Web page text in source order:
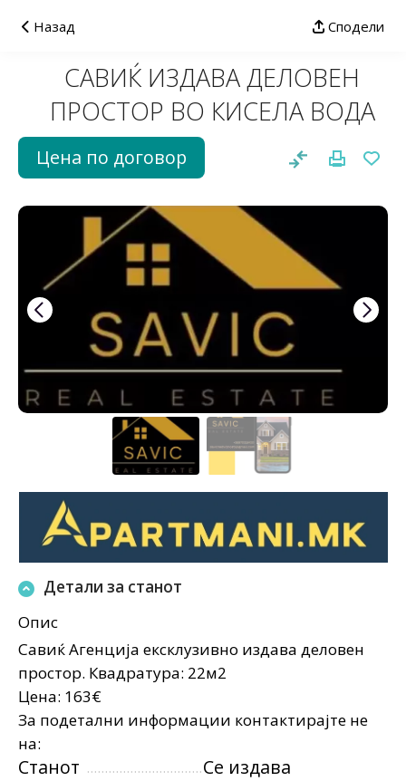
Назад Сподели
САВИЌ ИЗДАВА ДЕЛОВЕН
ПРОСТОР ВО КИСЕЛА ВОДА
Цена по договор
Детали за станот
Опис
Савиќ Агенција ексклузивно издава деловен
простор. Квадратура: 22м2
Цена: 163€
За подетални информации контактирајте не
на:
Станот
Се издава